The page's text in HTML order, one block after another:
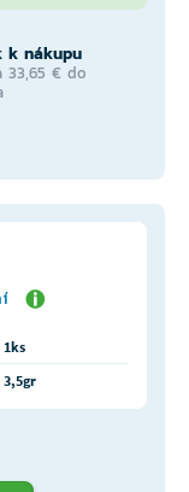
k nákupu
33,65 € do
1ks
3,5gr